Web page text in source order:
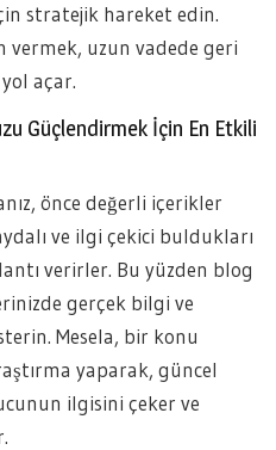
stratejik hareket edin.
uzun vadede geri
açar.
Güçlendirmek İçin En Etkili
önce değerli içerikler
ve ilgi çekici buldukları
verirler. Bu yüzden blog
gerçek bilgi ve
Mesela, bir konu
yaparak, güncel
ilgisini çeker ve